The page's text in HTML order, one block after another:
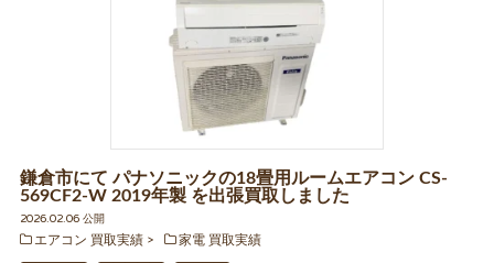
鎌倉市にて パナソニックの18畳用ルームエアコン CS-
569CF2-W 2019年製 を出張買取しました
2026.02.06 公開
エアコン 買取実績
家電 買取実績